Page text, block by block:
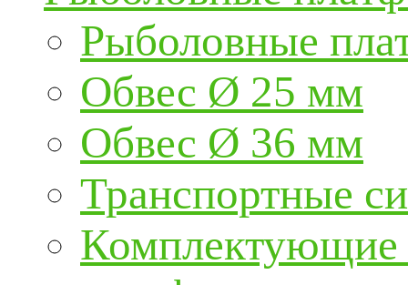
Рыболовные
Обвес Ø 25 мм
Обвес Ø 36 мм
Транспортные
Комплектующие